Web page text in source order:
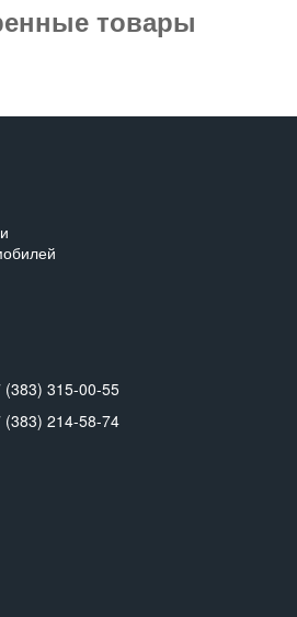
товары
(383) 315-00-55
(383) 214-58-74